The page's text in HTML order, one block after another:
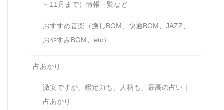
～11月まで）情報一覧など
おすすめ音楽（癒しBGM、快適BGM、JAZZ、
おやすみBGM、etc）
占あかり
激安ですが、鑑定力も、人柄も、最高の占い｜
占あかり